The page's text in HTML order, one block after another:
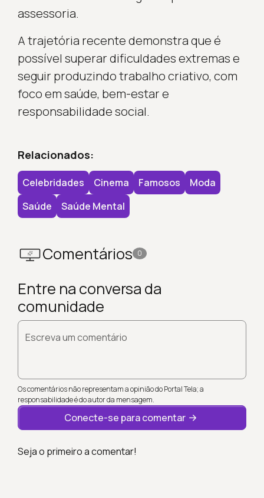
assessoria.
A trajetória recente demonstra que é
possível superar dificuldades extremas e
seguir produzindo trabalho criativo, com
foco em saúde, bem-estar e
responsabilidade social.
Relacionados:
Celebridades Cinema Famosos
Moda
Saúde
Saúde Mental
Comentários 0
Entre na conversa da
comunidade
Escreva um comentário
Os comentários não representam a opinião do Portal Tela; a
responsabilidade é do autor da mensagem.
Conecte-se para comentar
Seja o primeiro a comentar!